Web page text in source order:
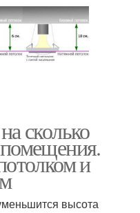
сколько
и
высота